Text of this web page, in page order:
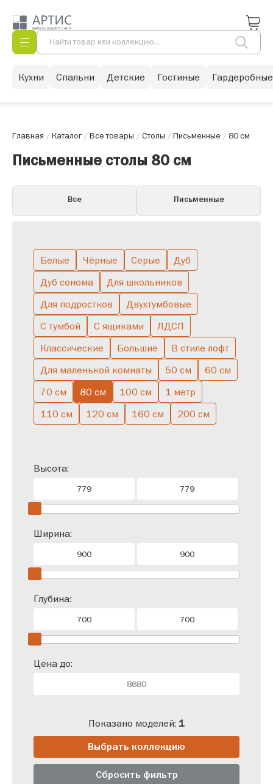
Кухни Спальни Детские Гостиные Гардеробные
Главная /Каталог/Все товары /Столы /Письменные /80 см
Письменные столы 80 см
Все Письменные
Белые Чёрные Серые
Дуб
Дуб сонома
Для школьников
Для подростков
Двухтумбовые
С тумбой
С ящиками
ЛДСП
Классические
Большие
В стиле лофт
Для маленькой комнаты
50 см
60 см
70 см
80 см 100 см
1 метр
110 см
120 см 160 см 200 см
Высота:
Ширина:
Глубина:
Цена до:
Показано моделей: 1
Сбросить фильтр
Выбрать коллекцию